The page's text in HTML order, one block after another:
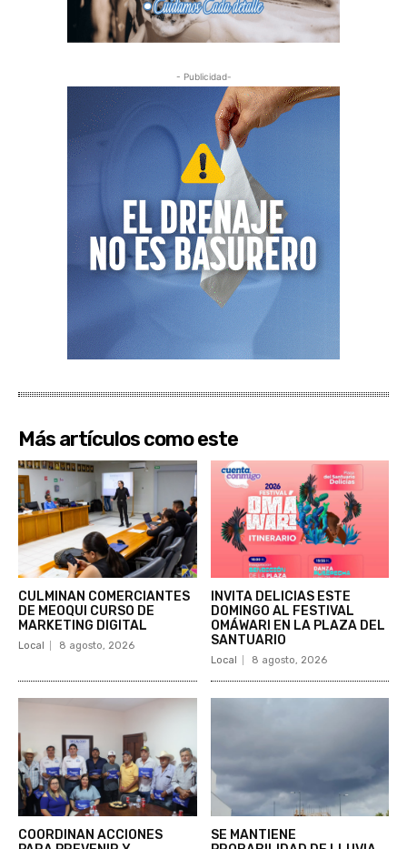
- Publicidad-
Más artículos como este
CULMINAN COMERCIANTES
DE MEOQUI CURSO DE
MARKETING DIGITAL
Local 8 agosto, 2026
INVITA DELICIAS ESTE
DOMINGO AL FESTIVAL
OMÁWARI EN LA PLAZA DEL
SANTUARIO
Local 8 agosto, 2026
COORDINAN ACCIONES
SE MANTIENE